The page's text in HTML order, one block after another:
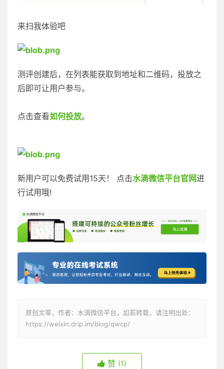
来扫我体验吧
测评创建后，在列表能获取到地址和二维码，投放之
后即可让用户参与。
点击查看如何投放。
新用户可以免费试用15天！ 点击水滴微信平台官网进
行试用哦!
原创文章，作者：水滴微信平台，如若转载，请注明出处：
https://weixin.drip.im/blog/qwcp/
赞 (1)